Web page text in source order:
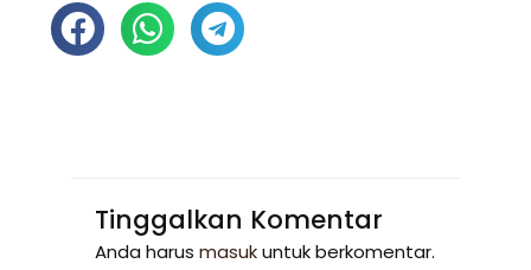
Tinggalkan Komentar
Anda harus masukuntuk berkomentar.